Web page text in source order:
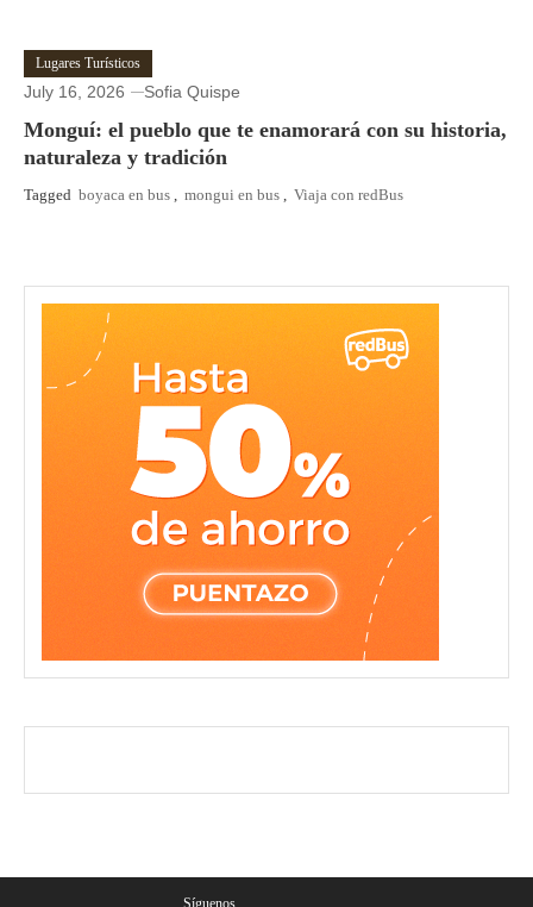
Lugares Turísticos
July 16, 2026 Sofia Quispe
Monguí: el pueblo que te enamorará con su historia,
naturaleza y tradición
Tagged boyaca en bus , mongui en bus , Viaja con redBus
Síguenos